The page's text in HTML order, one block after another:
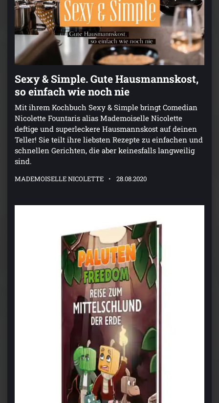
Sexy & Simple. Gute Hausmannskost,
so einfach wie noch nie
Mit ihrem Kochbuch Sexy & Simple bringt Comedian
Nicolette Fountaris alias Mademoiselle Nicolette
deftige und superleckere Hausmannskost auf deinen
Teller! Sie teilt ihre liebsten Rezepte zu einfachen und
schnellen Gerichten, die aber keinesfalls langweilig
sind.
MADEMOISELLE NICOLETTE 28.08.2020